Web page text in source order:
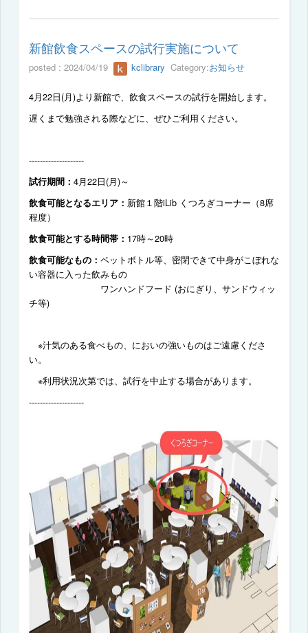
新館飲食スペースの試行実施について
posted : 2024/04/19 kclibrary Category:お知らせ
4月22日(月)より新館で、飲食スペースの試行を開始します。
遅くまで勉強される際などに、ぜひご利用ください。
--------------------
試行期間： 4月22日(月)～
飲食可能となるエリア： 新館１階iLib くつろぎコーナー（8席
程度）
飲食可能とする時間帯： 17時～20時
飲食可能なもの： ペットボトル等、密閉できて中身がこぼれな
い容器に入った飲みもの
ワンハンドフード (おにぎり、サンドウィッ
チ等)
※汁気のある食べもの、においの強いものはご遠慮くださ
い。
※利用状況次第では、試行を中止する場合があります。
--------------------